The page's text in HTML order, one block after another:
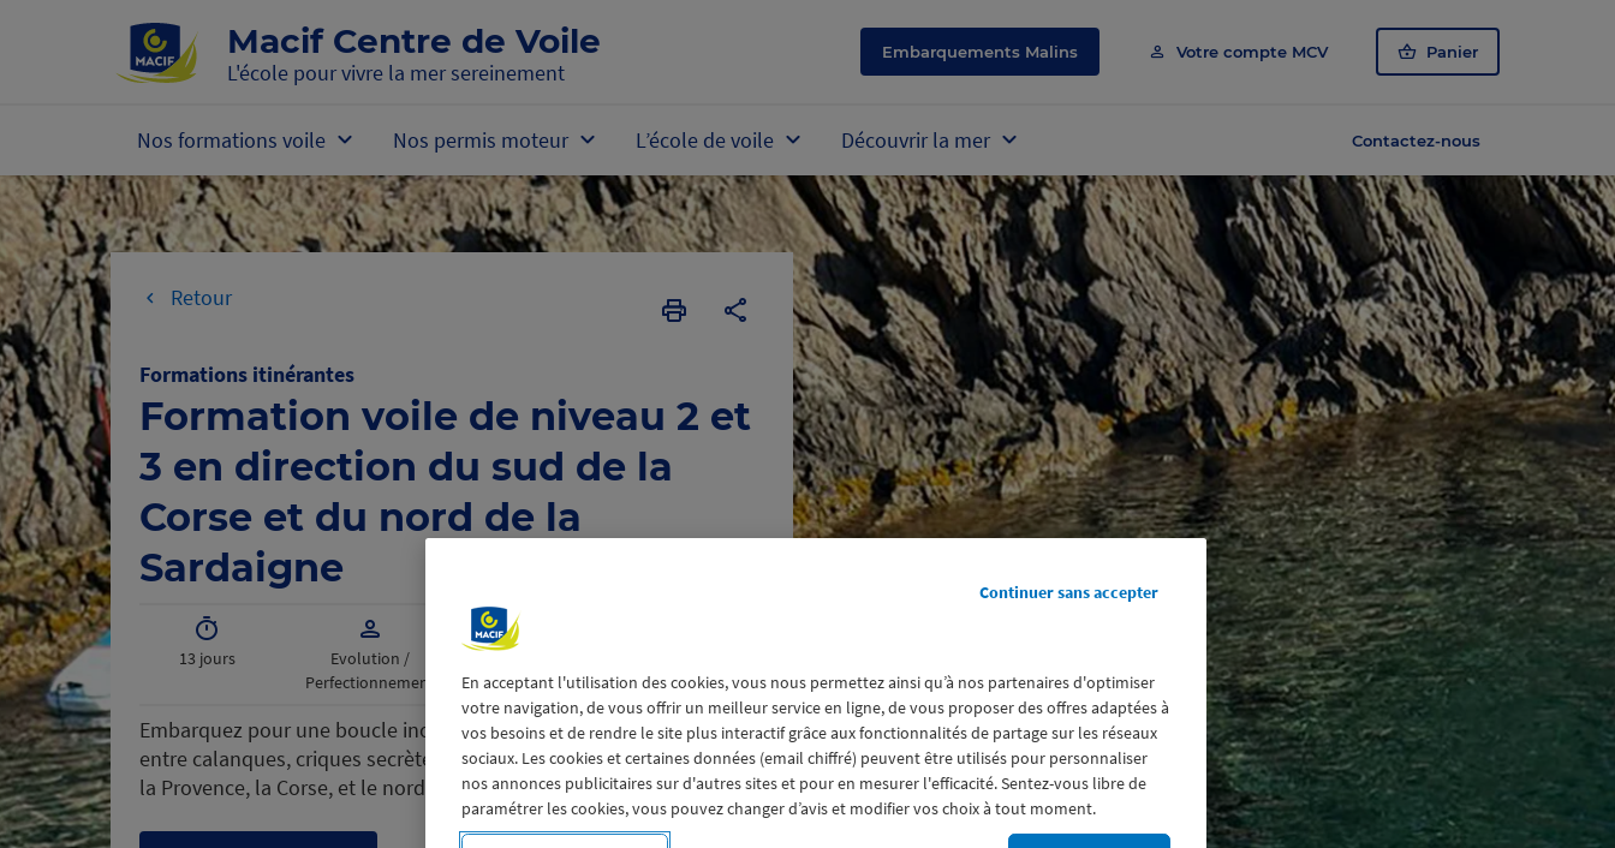
Accéder au contenu principalMacif Centre de Voile
L'école pour vivre la mer sereinement
Embarquements Malins Votre compte MCV Panier
Nos formations voile Nos permis moteur L’école de voile Découvrir la mer Contactez-nous
Retour
ImprimerCopier
formation
Formation voile de niveau 2 et
3 en direction du sud de la
Corse et du nord de la
Sardaigne
Formations itinérantes
13 jours
Evolution /
Perfectionnement
Embarquez pour une boucle inoubliable au départ de Marseille
entre calanques, criques secrètes et eaux turquoises pour découvrir
la Provence, la Corse, et le nord de la Sardaigne !
En acceptant l'utilisation des cookies, vous nous permettez ainsi qu’à nos partenaires d'optimiser
votre navigation, de vous offrir un meilleur service en ligne, de vous proposer des offres adaptées à
vos besoins et de rendre le site plus interactif grâce aux fonctionnalités de partage sur les réseaux
sociaux. Les cookies et certaines données (email chiffré) peuvent être utilisés pour personnaliser
nos annonces publicitaires sur d'autres sites et pour en mesurer l'efficacité. Sentez-vous libre de
paramétrer les cookies, vous pouvez changer d’avis et modifier vos choix à tout moment.
Continuer sans accepter